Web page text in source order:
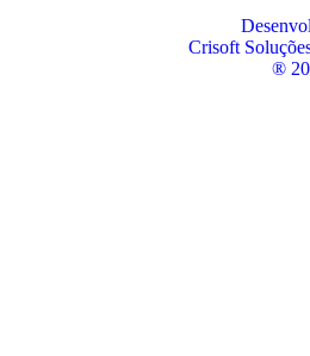
Crisoft
®